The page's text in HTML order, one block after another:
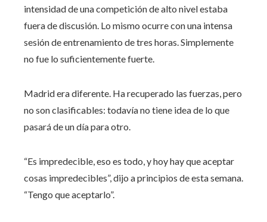
intensidad de una competición de alto nivel estaba
fuera de discusión. Lo mismo ocurre con una intensa
sesión de entrenamiento de tres horas. Simplemente
no fue lo suficientemente fuerte.
Madrid era diferente. Ha recuperado las fuerzas, pero
no son clasificables: todavía no tiene idea de lo que
pasará de un día para otro.
“Es impredecible, eso es todo, y hoy hay que aceptar
cosas impredecibles”, dijo a principios de esta semana.
“Tengo que aceptarlo”.